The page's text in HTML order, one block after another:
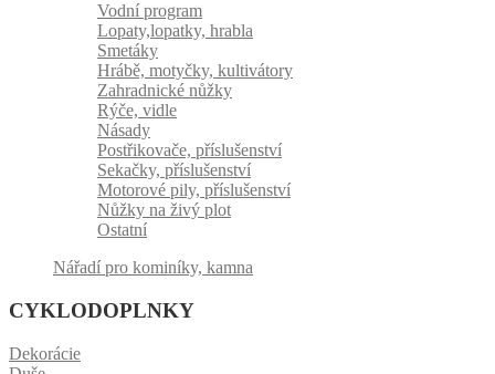
Vodní program
Lopaty,lopatky, hrabla
Smetáky
Hrábě, motyčky, kultivátory
Zahradnické nůžky
Rýče, vidle
Násady
Postřikovače, příslušenství
Sekačky, příslušenství
Motorové pily, příslušenství
Nůžky na živý plot
Ostatní
Nářadí pro kominíky, kamna
CYKLODOPLNKY
Dekorácie